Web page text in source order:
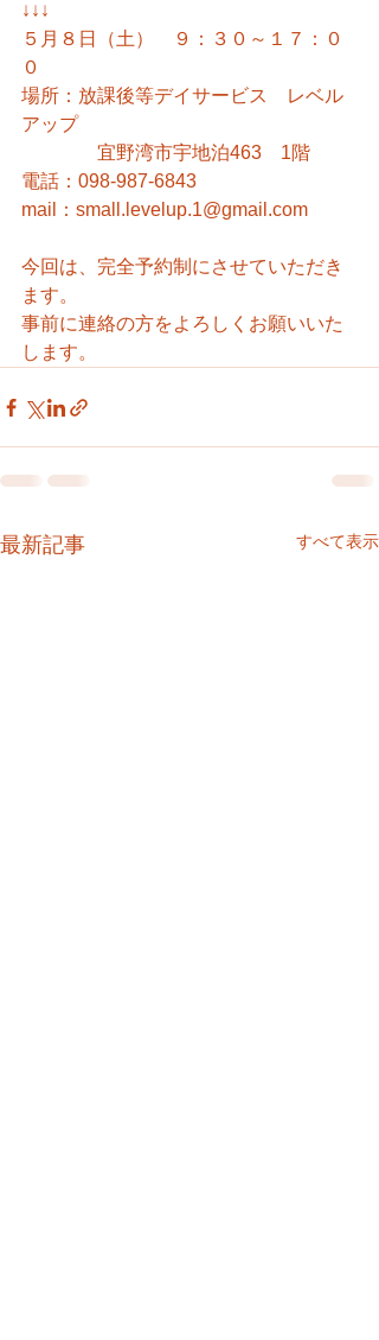
↓↓↓
５月８日（土）　９：３０～１７：０
０
場所：放課後等デイサービス　レベル
アップ
宜野湾市宇地泊463　1階
電話：098-987-6843
mail：small.levelup.1@gmail.com
今回は、完全予約制にさせていただき
ます。
事前に連絡の方をよろしくお願いいた
します。
最新記事 すべて表示